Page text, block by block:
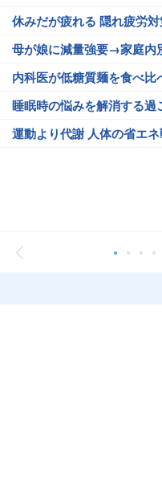
休みだが疲れる 隠れ疲労
母が娘に減量強要→家庭内
内科医が低糖質麺を食べ比
睡眠時の悩みを解消する過
運動より代謝 人体の省エ